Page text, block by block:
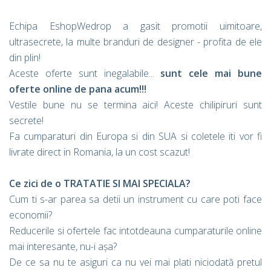
Echipa EshopWedrop a gasit promotii uimitoare,
ultrasecrete, la multe branduri de designer - profita de ele
din plin!
Aceste oferte sunt inegalabile... sunt cele mai bune
oferte online de pana acum!!!
Vestile bune nu se termina aici! Aceste chilipiruri sunt
secrete!
Fa cumparaturi din Europa si din SUA si coletele iti vor fi
livrate direct in Romania, la un cost scazut!
Ce zici de o TRATATIE SI MAI SPECIALA?
Cum ti s-ar parea sa detii un instrument cu care poti face
economii?
Reducerile si ofertele fac intotdeauna cumparaturile online
mai interesante, nu-i așa?
De ce sa nu te asiguri ca nu vei mai plati niciodată pretul